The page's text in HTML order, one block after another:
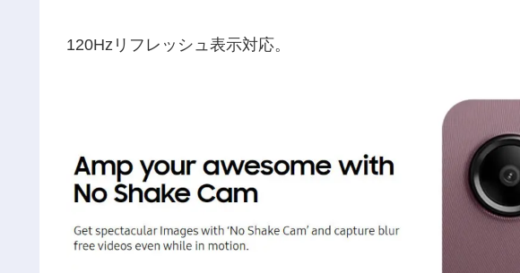
120Hzリフレッシュ表示対応。